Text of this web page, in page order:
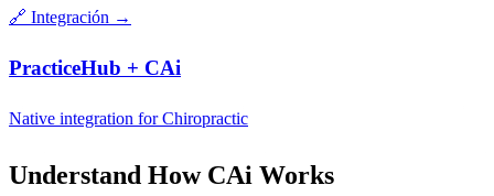
🔗 Integración →
PracticeHub + CAi
Native integration for Chiropractic
Understand How CAi Works